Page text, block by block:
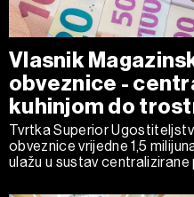
Vlasnik
obveznice -
kuhinjom do
Tvrtka Superior
obveznice vrijedne 1,5
ulažu u sustav centralizirane